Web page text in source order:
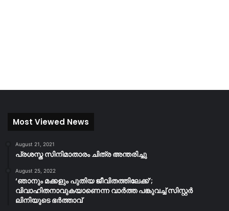
Most Viewed News
August 21, 2021
പ്രശസ്ത സിനിമാതാരം ചിത്ര അന്തരിച്ചു
August 25, 2022
‘ഞാനും മക്കളും പുതിയ ജീവിതത്തിലേക്ക്’;
വിവാഹിതനാവുകയാണെന്ന വാർത്ത പങ്കുവച്ച് സിസ്റ്റർ
ലിനിയുടെ ഭർത്താവ്